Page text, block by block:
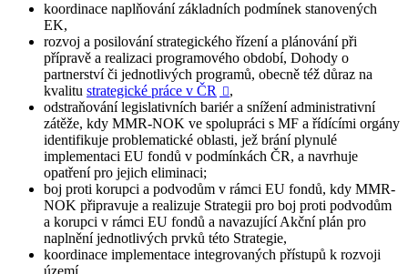
koordinace naplňování základních podmínek stanovených
EK,
rozvoj a posilování strategického řízení a plánování při
přípravě a realizaci programového období, Dohody o
partnerství či jednotlivých programů, obecně též důraz na
kvalitu strategické práce v ČR ,
odstraňování legislativních bariér a snížení administrativní
zátěže, kdy MMR-NOK ve spolupráci s MF a řídícími orgány
identifikuje problematické oblasti, jež brání plynulé
implementaci EU fondů v podmínkách ČR, a navrhuje
opatření pro jejich eliminaci;
boj proti korupci a podvodům v rámci EU fondů, kdy MMR-
NOK připravuje a realizuje Strategii pro boj proti podvodům
a korupci v rámci EU fondů a navazující Akční plán pro
naplnění jednotlivých prvků této Strategie,
koordinace implementace integrovaných přístupů k rozvoji
území